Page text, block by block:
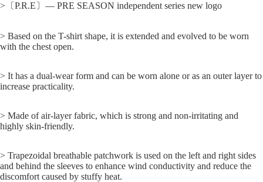
>〔P.R.E〕— PRE SEASON independent series new logo
> Based on the T-shirt shape, it is extended and evolved to be worn
with the chest open.
> It has a dual-wear form and can be worn alone or as an outer layer to
increase practicality.
> Made of air-layer fabric, which is strong and non-irritating and
highly skin-friendly.
> Trapezoidal breathable patchwork is used on the left and right sides
and behind the sleeves to enhance wind conductivity and reduce the
discomfort caused by stuffy heat.